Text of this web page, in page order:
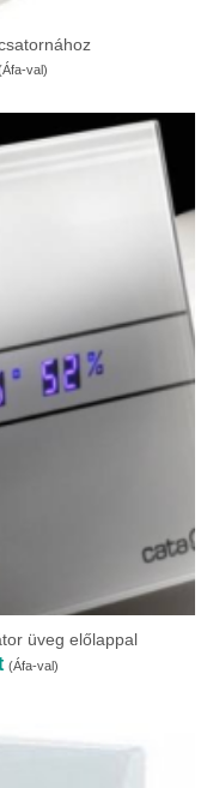
1
val)
üveg előlappal
Ártartomány:
15
(Áfa-val)